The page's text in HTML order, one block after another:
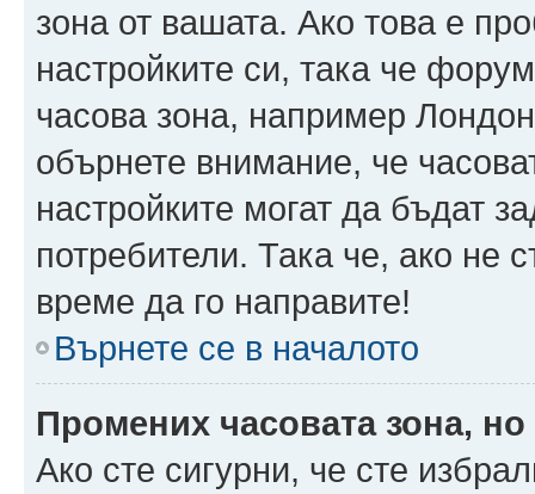
зона от вашата. Ако това е
настройките си, така че
часова зона, например
обърнете внимание, че
настройките могат да бъдат
потребители. Така че, ако не
време да го направите!
Върнете се в началото
Промених часовата зона,
Ако сте сигурни, че сте